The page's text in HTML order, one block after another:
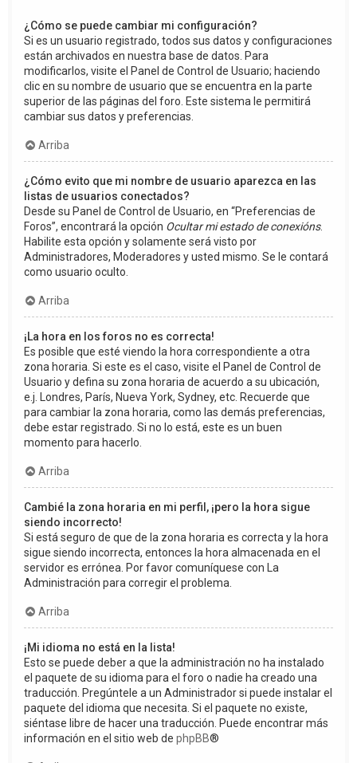
¿Cómo se puede cambiar mi configuración?
Si es un usuario registrado, todos sus datos y configuraciones
están archivados en nuestra base de datos. Para
modificarlos, visite el Panel de Control de Usuario; haciendo
clic en su nombre de usuario que se encuentra en la parte
superior de las páginas del foro. Este sistema le permitirá
cambiar sus datos y preferencias.
Arriba
¿Cómo evito que mi nombre de usuario aparezca en las
listas de usuarios conectados?
Desde su Panel de Control de Usuario, en “Preferencias de
Foros”, encontrará la opción Ocultar mi estado de conexións.
Habilite esta opción y solamente será visto por
Administradores, Moderadores y usted mismo. Se le contará
como usuario oculto.
Arriba
¡La hora en los foros no es correcta!
Es posible que esté viendo la hora correspondiente a otra
zona horaria. Si este es el caso, visite el Panel de Control de
Usuario y defina su zona horaria de acuerdo a su ubicación,
e.j. Londres, París, Nueva York, Sydney, etc. Recuerde que
para cambiar la zona horaria, como las demás preferencias,
debe estar registrado. Si no lo está, este es un buen
momento para hacerlo.
Arriba
Cambié la zona horaria en mi perfil, ¡pero la hora sigue
siendo incorrecto!
Si está seguro de que de la zona horaria es correcta y la hora
sigue siendo incorrecta, entonces la hora almacenada en el
servidor es errónea. Por favor comuníquese con La
Administración para corregir el problema.
Arriba
¡Mi idioma no está en la lista!
Esto se puede deber a que la administración no ha instalado
el paquete de su idioma para el foro o nadie ha creado una
traducción. Pregúntele a un Administrador si puede instalar el
paquete del idioma que necesita. Si el paquete no existe,
siéntase libre de hacer una traducción. Puede encontrar más
información en el sitio web de phpBB®